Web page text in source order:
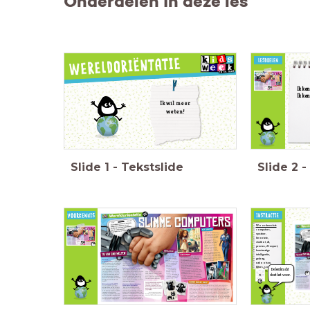
Ik wil meer
weten!
Slide 1 - Tekstslide
Ik kan
Ik kan
Slide 2 -
Schrijf je vragen op
een post-it (één vraag
per blaadje) en plak ze
op de
vragenmuur.
Heb je vragen als
je naar de tekst
kijkt?
Woordenschat:
computers,
speaker,
favoriete,
chatbot, AI,
precies, AI-expert,
kunstmatige
intelligentie,
gedrag,
nabootsen,
filters, software,
ChatGPT.
De leerkracht
doet het voor.